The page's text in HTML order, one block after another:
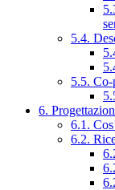
5.4.
5.5.
6.
6.1.
6.2.